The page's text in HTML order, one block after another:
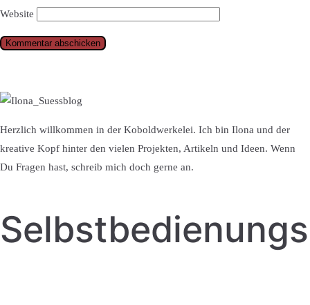
Website
Herzlich willkommen in der Koboldwerkelei. Ich bin Ilona und der
kreative Kopf hinter den vielen Projekten, Artikeln und Ideen. Wenn
Du Fragen hast, schreib mich doch gerne an.